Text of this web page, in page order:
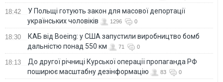
18:42
У Польщі готують закон для масової депортації
українських чоловіків
1296 0
18:30
КАБ від Boeing: у США запустили виробництво бомб
дальністю понад 550 км
71 0
18:13
До другої річниці Курської операції пропаганда РФ
поширює масштабну дезінформацію
83 0